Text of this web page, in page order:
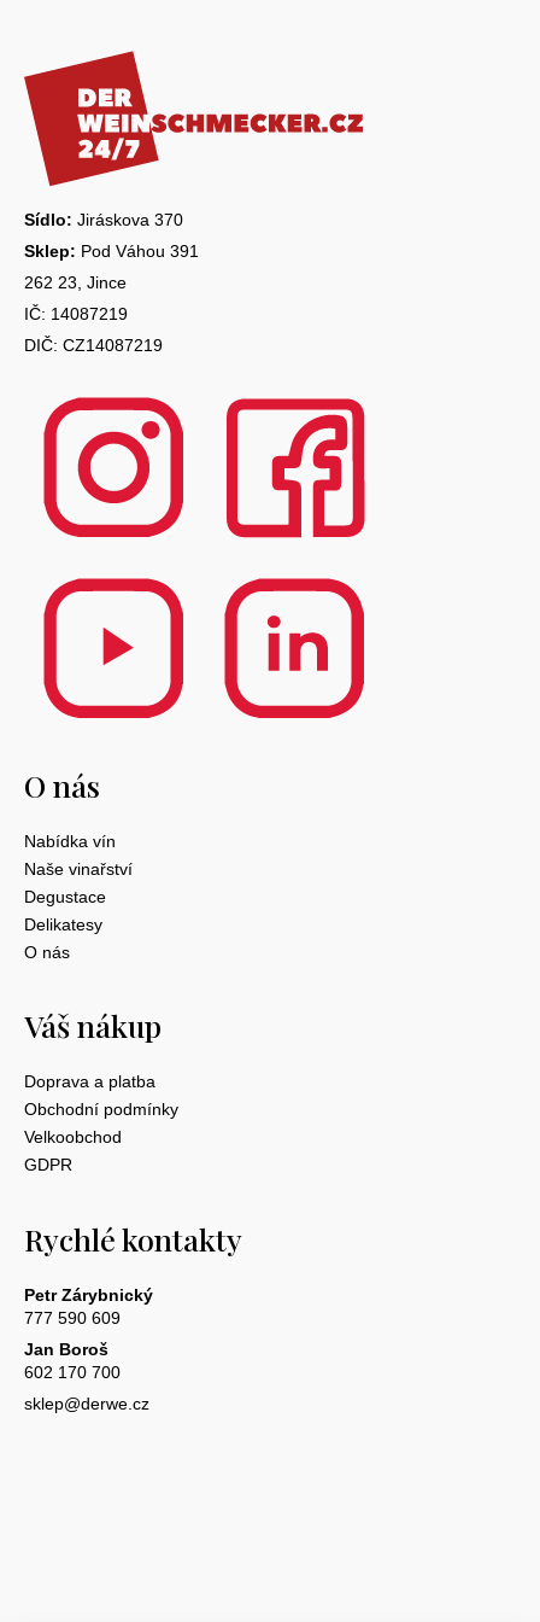
i
s
Sídlo: Jiráskova 370
Sklep: Pod Váhou 391
262 23, Jince
IČ: 14087219
DIČ: CZ14087219
O nás
Nabídka vín
Naše vinařství
Degustace
Delikatesy
O nás
Váš nákup
Doprava a platba
Obchodní podmínky
Velkoobchod
GDPR
Rychlé kontakty
Petr Zárybnický
777 590 609
Jan Boroš
602 170 700
sklep@derwe.cz